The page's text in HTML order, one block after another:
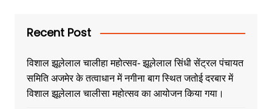
Recent Post
विशाल झूलेलाल चालीहा महोत्सव- झूलेलाल सिंधी सेंट्रल पंचायत
समिति अजमेर के तत्वाधान में नगीना बाग स्थित जतोई दरबार में
विशाल झूलेलाल चालीसा महोत्सव का आयोजन किया गया।